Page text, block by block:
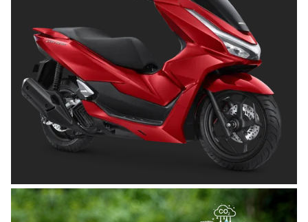
OTOMOTIF
Tips Memilih Helm yang Tepat untuk
Pengendara Motor agar Aman dan Nyaman